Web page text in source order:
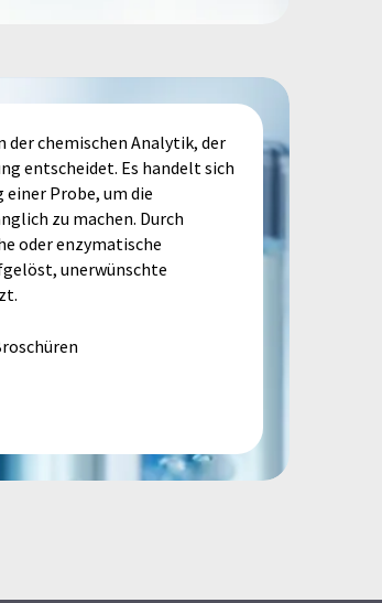
chemischen Analytik, der
entscheidet. Es handelt sich
Probe, um die
zu machen. Durch
oder enzymatische
unerwünschte